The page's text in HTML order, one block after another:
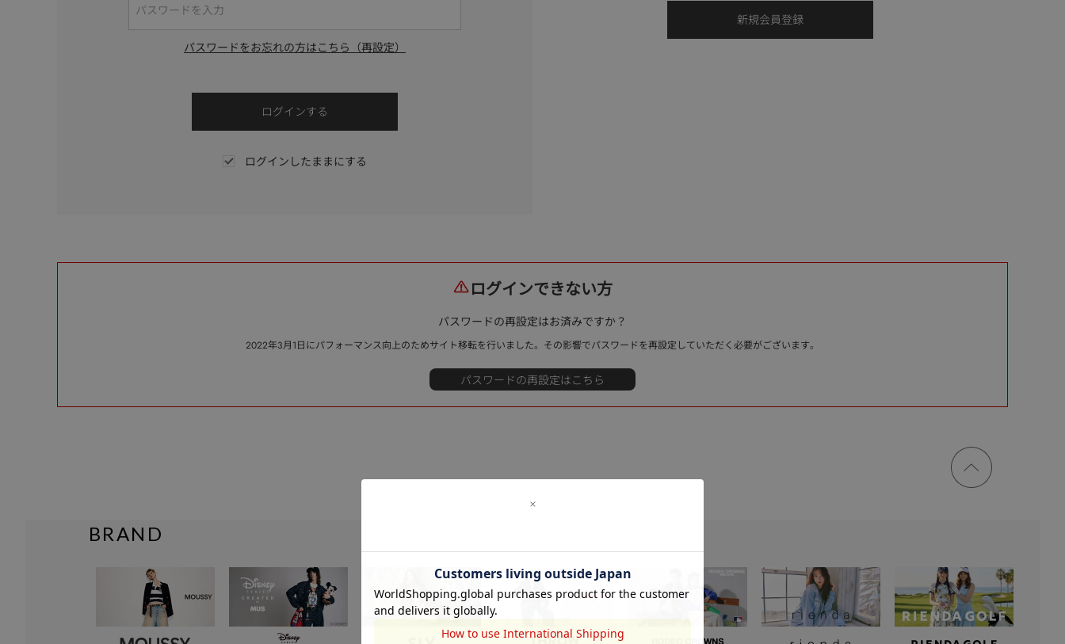
パスワードをお忘れの方はこちら（再設定）
ログインしたままにする
ログインできない方
パスワードの再設定はお済みですか？
2022年3月1日にパフォーマンス向上のためサイト移転を行いました。その影響でパスワードを再設定していただく必要がございます。
ページ
トップ
BRAND